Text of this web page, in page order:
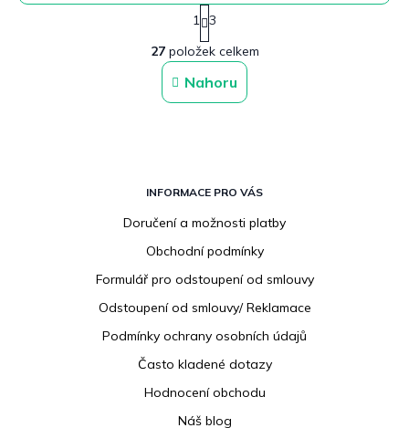
O
v
l
á
d
r
v
k
y
v
ý
p
i
s
S
t
r
á
k
o
1 3
27položek celkem
Nahoru
INFORMACE PRO VÁS
Doručení a možnosti platby
Obchodní podmínky
Formulář pro odstoupení od smlouvy
Odstoupení od smlouvy/ Reklamace
Podmínky ochrany osobních údajů
Často kladené dotazy
Hodnocení obchodu
Náš blog